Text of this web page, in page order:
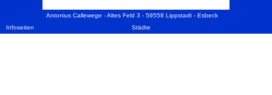
Antonius Callewege - Altes Feld 3 - 59558 Lippstadt - Esbeck
Infoseiten
Städte